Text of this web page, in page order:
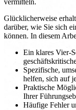
vermitteln.
Glücklicherweise
darüber, wie Sie sich
können. In diesem
Ein klares Vier-
Spezifische,
helfen, sich auf
Praktische
Ihrer
Häufige Fehler